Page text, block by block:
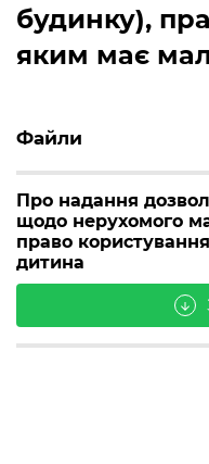
будинку),
яким має
Файли
Про надання
щодо нерухомого
право
дитина
arrow_downward